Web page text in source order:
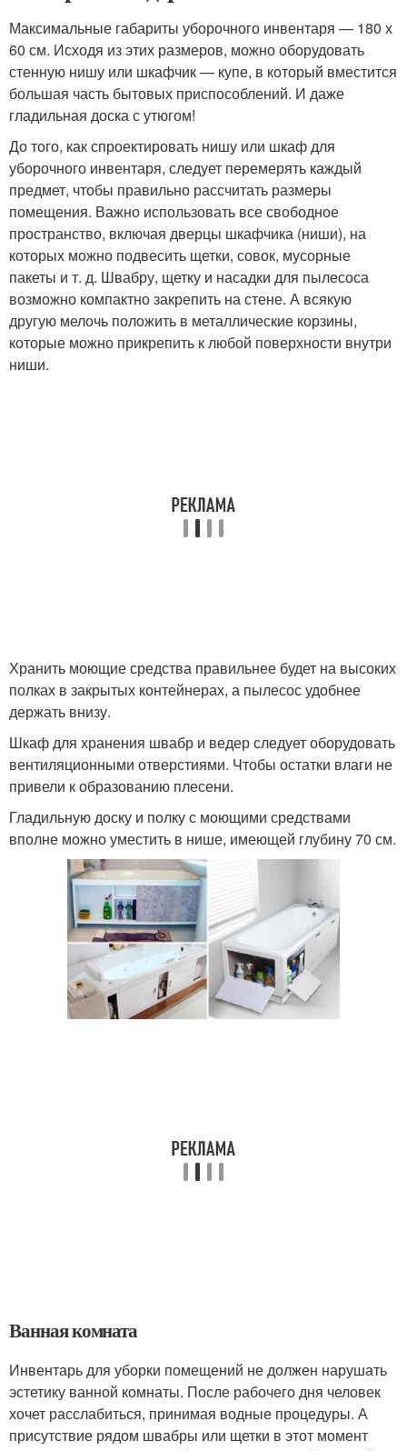
Максимальные габариты уборочного инвентаря — 180 х
60 см. Исходя из этих размеров, можно оборудовать
стенную нишу или шкафчик — купе, в который вместится
большая часть бытовых приспособлений. И даже
гладильная доска с утюгом!
До того, как спроектировать нишу или шкаф для
уборочного инвентаря, следует перемерять каждый
предмет, чтобы правильно рассчитать размеры
помещения. Важно использовать все свободное
пространство, включая дверцы шкафчика (ниши), на
которых можно подвесить щетки, совок, мусорные
пакеты и т. д. Швабру, щетку и насадки для пылесоса
возможно компактно закрепить на стене. А всякую
другую мелочь положить в металлические корзины,
которые можно прикрепить к любой поверхности внутри
ниши.
Хранить моющие средства правильнее будет на высоких
полках в закрытых контейнерах, а пылесос удобнее
держать внизу.
Шкаф для хранения швабр и ведер следует оборудовать
вентиляционными отверстиями. Чтобы остатки влаги не
привели к образованию плесени.
Гладильную доску и полку с моющими средствами
вполне можно уместить в нише, имеющей глубину 70 см.
Ванная комната
Инвентарь для уборки помещений не должен нарушать
эстетику ванной комнаты. После рабочего дня человек
хочет расслабиться, принимая водные процедуры. А
присутствие рядом швабры или щетки в этот момент